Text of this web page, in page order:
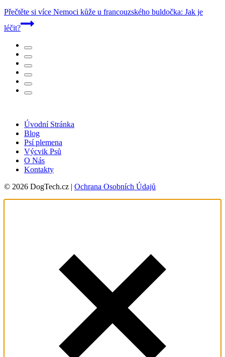
Přečtěte si více Nemoci kůže u francouzského buldočka: Jak je
léčit?
Úvodní Stránka
Blog
Psí plemena
Výcvik Psů
O Nás
Kontakty
© 2026 DogTech.cz | Ochrana Osobních Údajů